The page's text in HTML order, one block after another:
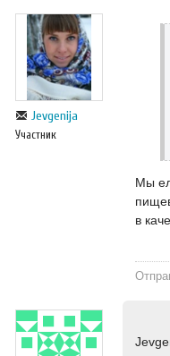
Jevgenija
Участник
Мы
в